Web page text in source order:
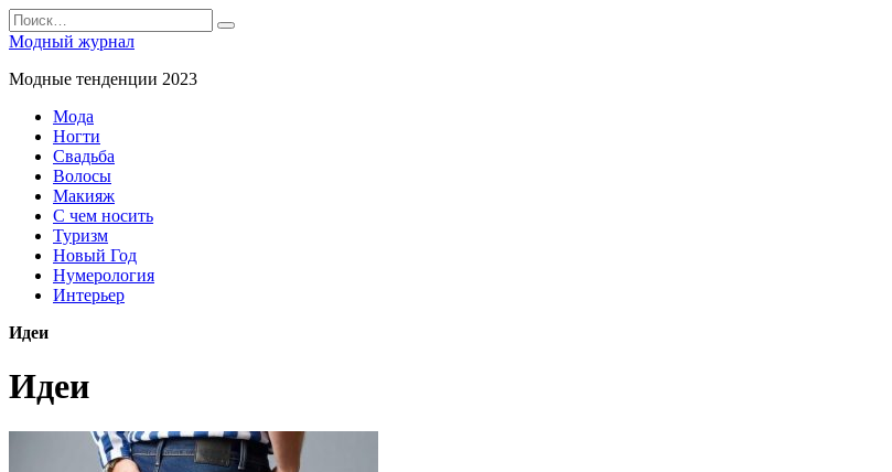
Перейти
к
содержанию
Search
for:
Модный журнал
Модные тенденции 2023
Мода
Ногти
Свадьба
Волосы
Макияж
С чем носить
Туризм
Новый Год
Нумерология
Интерьер
Идеи
Идеи